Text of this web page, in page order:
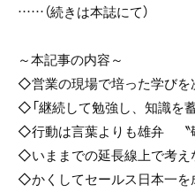
……（続きは本誌にて）
～本記事の内容～
◇営業の現場で培った学びを
◇「継続して勉強し、知識を
◇行動は言葉よりも雄弁 〝
◇いままでの延長線上で考え
◇かくしてセールス日本一を